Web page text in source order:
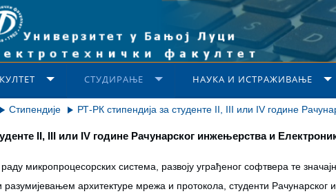
СТУДИРАЊЕ НАУКА И ИСТРАЖИВАЊЕ
Стипендије РТ-РК стипендија за студенте II, III или IV године
II, III или IV године Рачунарског инжењерства и
микропроцесорских система, развоју уграђеног софтвера те
архитектуре мрежа и протокола, студенти Рачунарског